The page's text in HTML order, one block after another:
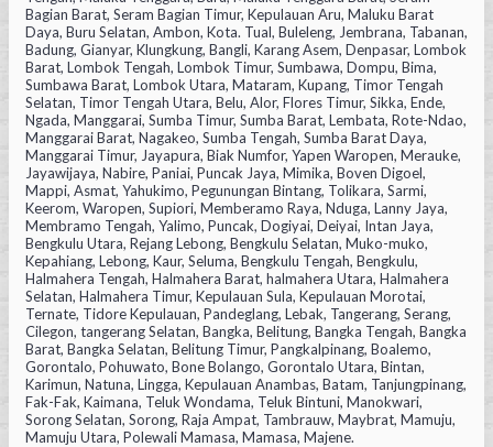
Bagian Barat, Seram Bagian Timur, Kepulauan Aru, Maluku Barat
Daya, Buru Selatan, Ambon, Kota. Tual, Buleleng, Jembrana, Tabanan,
Badung, Gianyar, Klungkung, Bangli, Karang Asem, Denpasar, Lombok
Barat, Lombok Tengah, Lombok Timur, Sumbawa, Dompu, Bima,
Sumbawa Barat, Lombok Utara, Mataram, Kupang, Timor Tengah
Selatan, Timor Tengah Utara, Belu, Alor, Flores Timur, Sikka, Ende,
Ngada, Manggarai, Sumba Timur, Sumba Barat, Lembata, Rote-Ndao,
Manggarai Barat, Nagakeo, Sumba Tengah, Sumba Barat Daya,
Manggarai Timur, Jayapura, Biak Numfor, Yapen Waropen, Merauke,
Jayawijaya, Nabire, Paniai, Puncak Jaya, Mimika, Boven Digoel,
Mappi, Asmat, Yahukimo, Pegunungan Bintang, Tolikara, Sarmi,
Keerom, Waropen, Supiori, Memberamo Raya, Nduga, Lanny Jaya,
Membramo Tengah, Yalimo, Puncak, Dogiyai, Deiyai, Intan Jaya,
Bengkulu Utara, Rejang Lebong, Bengkulu Selatan, Muko-muko,
Kepahiang, Lebong, Kaur, Seluma, Bengkulu Tengah, Bengkulu,
Halmahera Tengah, Halmahera Barat, halmahera Utara, Halmahera
Selatan, Halmahera Timur, Kepulauan Sula, Kepulauan Morotai,
Ternate, Tidore Kepulauan, Pandeglang, Lebak, Tangerang, Serang,
Cilegon, tangerang Selatan, Bangka, Belitung, Bangka Tengah, Bangka
Barat, Bangka Selatan, Belitung Timur, Pangkalpinang, Boalemo,
Gorontalo, Pohuwato, Bone Bolango, Gorontalo Utara, Bintan,
Karimun, Natuna, Lingga, Kepulauan Anambas, Batam, Tanjungpinang,
Fak-Fak, Kaimana, Teluk Wondama, Teluk Bintuni, Manokwari,
Sorong Selatan, Sorong, Raja Ampat, Tambrauw, Maybrat, Mamuju,
Mamuju Utara, Polewali Mamasa, Mamasa, Majene.